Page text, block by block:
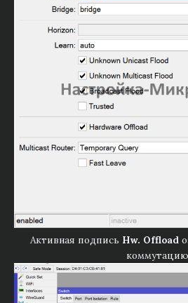
Активная подпись Hw. Offload
коммутацию